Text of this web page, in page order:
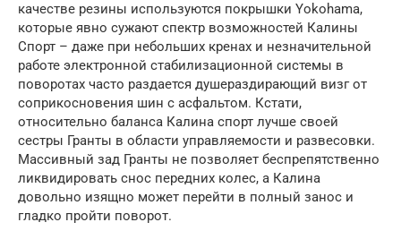
качестве резины используются покрышки Yokohama,
которые явно сужают спектр возможностей Калины
Спорт – даже при небольших кренах и незначительной
работе электронной стабилизационной системы в
поворотах часто раздается душераздирающий визг от
соприкосновения шин с асфальтом. Кстати,
относительно баланса Калина спорт лучше своей
сестры Гранты в области управляемости и развесовки.
Массивный зад Гранты не позволяет беспрепятственно
ликвидировать снос передних колес, а Калина
довольно изящно может перейти в полный занос и
гладко пройти поворот.